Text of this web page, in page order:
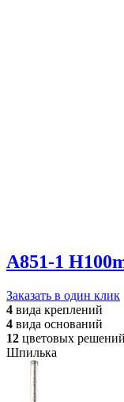
A851-1
Заказать в один клик
4 вида креплений
4 вида оснований
12 цветовых решений
Шпилька